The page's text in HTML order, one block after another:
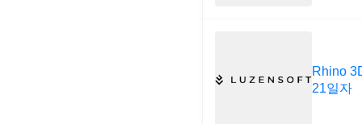
Rhino
21일자